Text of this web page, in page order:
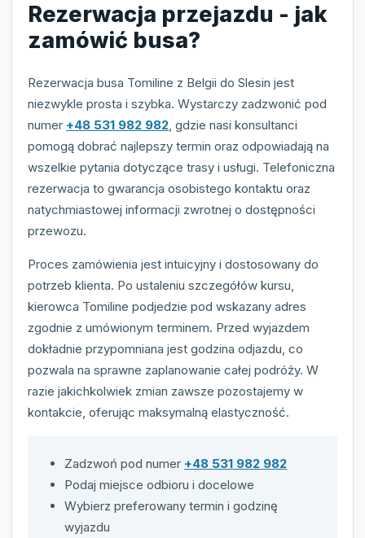
Rezerwacja przejazdu - jak
zamówić busa?
Rezerwacja busa Tomiline z Belgii do Slesin jest
niezwykle prosta i szybka. Wystarczy zadzwonić pod
numer +48 531 982 982 , gdzie nasi konsultanci
pomogą dobrać najlepszy termin oraz odpowiadają na
wszelkie pytania dotyczące trasy i usługi. Telefoniczna
rezerwacja to gwarancja osobistego kontaktu oraz
natychmiastowej informacji zwrotnej o dostępności
przewozu.
Proces zamówienia jest intuicyjny i dostosowany do
potrzeb klienta. Po ustaleniu szczegółów kursu,
kierowca Tomiline podjedzie pod wskazany adres
zgodnie z umówionym terminem. Przed wyjazdem
dokładnie przypomniana jest godzina odjazdu, co
pozwala na sprawne zaplanowanie całej podróży. W
razie jakichkolwiek zmian zawsze pozostajemy w
kontakcie, oferując maksymalną elastyczność.
Zadzwoń pod numer +48 531 982 982
Podaj miejsce odbioru i docelowe
Wybierz preferowany termin i godzinę
wyjazdu